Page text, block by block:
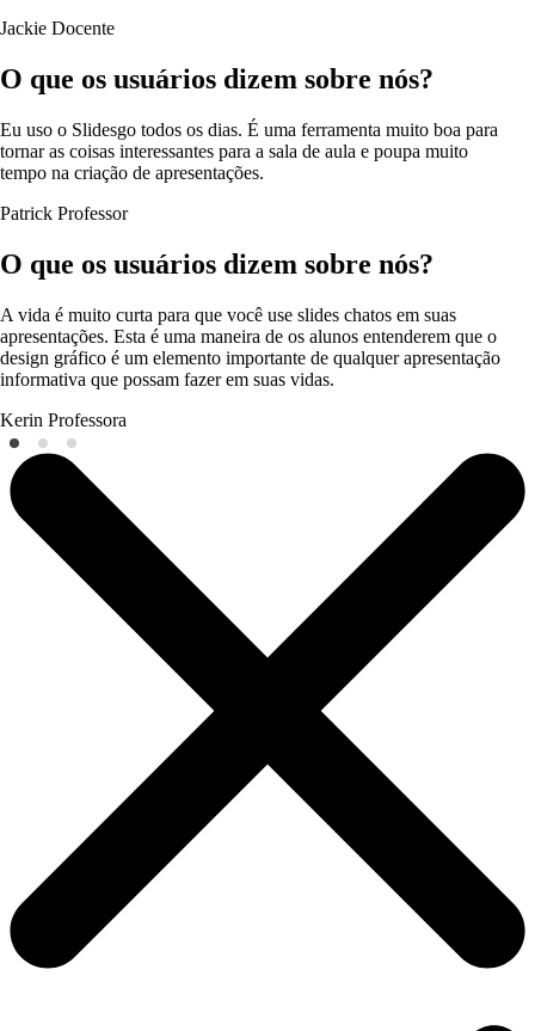
Jackie Docente
O que os usuários dizem sobre nós?
Eu uso o Slidesgo todos os dias. É uma ferramenta muito boa para
tornar as coisas interessantes para a sala de aula e poupa muito
tempo na criação de apresentações.
Patrick Professor
O que os usuários dizem sobre nós?
A vida é muito curta para que você use slides chatos em suas
apresentações. Esta é uma maneira de os alunos entenderem que o
design gráfico é um elemento importante de qualquer apresentação
informativa que possam fazer em suas vidas.
Kerin Professora